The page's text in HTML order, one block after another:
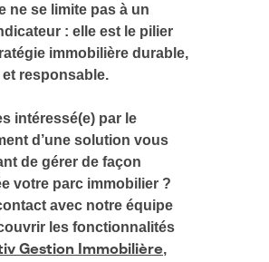
ne se limite pas à un
: elle est le pilier
immobilière durable,
responsable.
intéressé(e) par le
d’une solution vous
de gérer de façon
votre parc immobilier ?
avec notre équipe
les fonctionnalités
Gestion Immobilière,